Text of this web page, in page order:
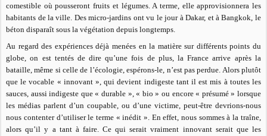
comestible où pousseront fruits et légumes. A terme, elle approvisionnera les
habitants de la ville. Des micro-jardins ont vu le jour à Dakar, et à Bangkok, le
béton disparaît sous la végétation depuis longtemps.
Au regard des expériences déjà menées en la matière sur différents points du
globe, on est tentés de dire qu’une fois de plus, la France arrive après la
bataille, même si celle de l’écologie, espérons-le, n’est pas perdue. Alors plutôt
que le vocable « innovant », qui devient indigeste tant il est mis à toutes les
sauces, aussi indigeste que « durable », « bio » ou encore « présumé » lorsque
les médias parlent d’un coupable, ou d’une victime, peut-être devrions-nous
nous contenter d’utiliser le terme « inédit ». En effet, nous sommes à la traîne,
alors qu’il y a tant à faire. Ce qui serait vraiment innovant serait que les